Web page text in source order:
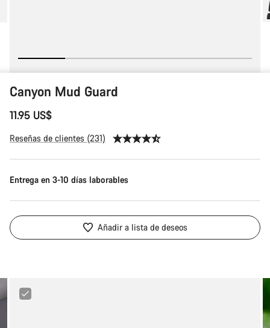
Canyon Mud Guard
11.95 US$
Reseñas de clientes (231)
Entrega en 3-10 días laborables
Añadir a lista de deseos
Canyon